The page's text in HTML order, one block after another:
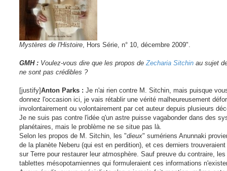
Mystères de l'Histoire, Hors Série, n° 10, décembre 2009".
GMH : Voulez-vous dire que les propos deZecharia Sitchin au sujet
ne sont pas crédibles ?
[justify]Anton Parks : Je n'ai rien contre M. Sitchin, mais puisque
donnez l'occasion ici, je vais rétablir une vérité malheureusement
involontairement ou volontairement par cet auteur depuis plusieurs
Je ne suis pas contre l'idée q'un astre puisse vagabonder dans des
planétaires, mais le problème ne se situe pas là.
Selon les propos de M. Sitchin, les "dieux" sumériens Anunnaki
de la planète Neberu (qui est en perdition), et ces derniers trouveraient
sur Terre pour restaurer leur atmosphère. Sauf preuve du contraire, les
tablettes mésopotamiennes qui formuleraient ces informations